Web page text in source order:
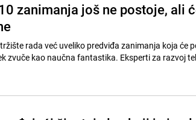
zanimanja još ne postoje, ali
rada već uveliko predviđa zanimanja koja će
zvuče kao naučna fantastika. Eksperti za razvoj